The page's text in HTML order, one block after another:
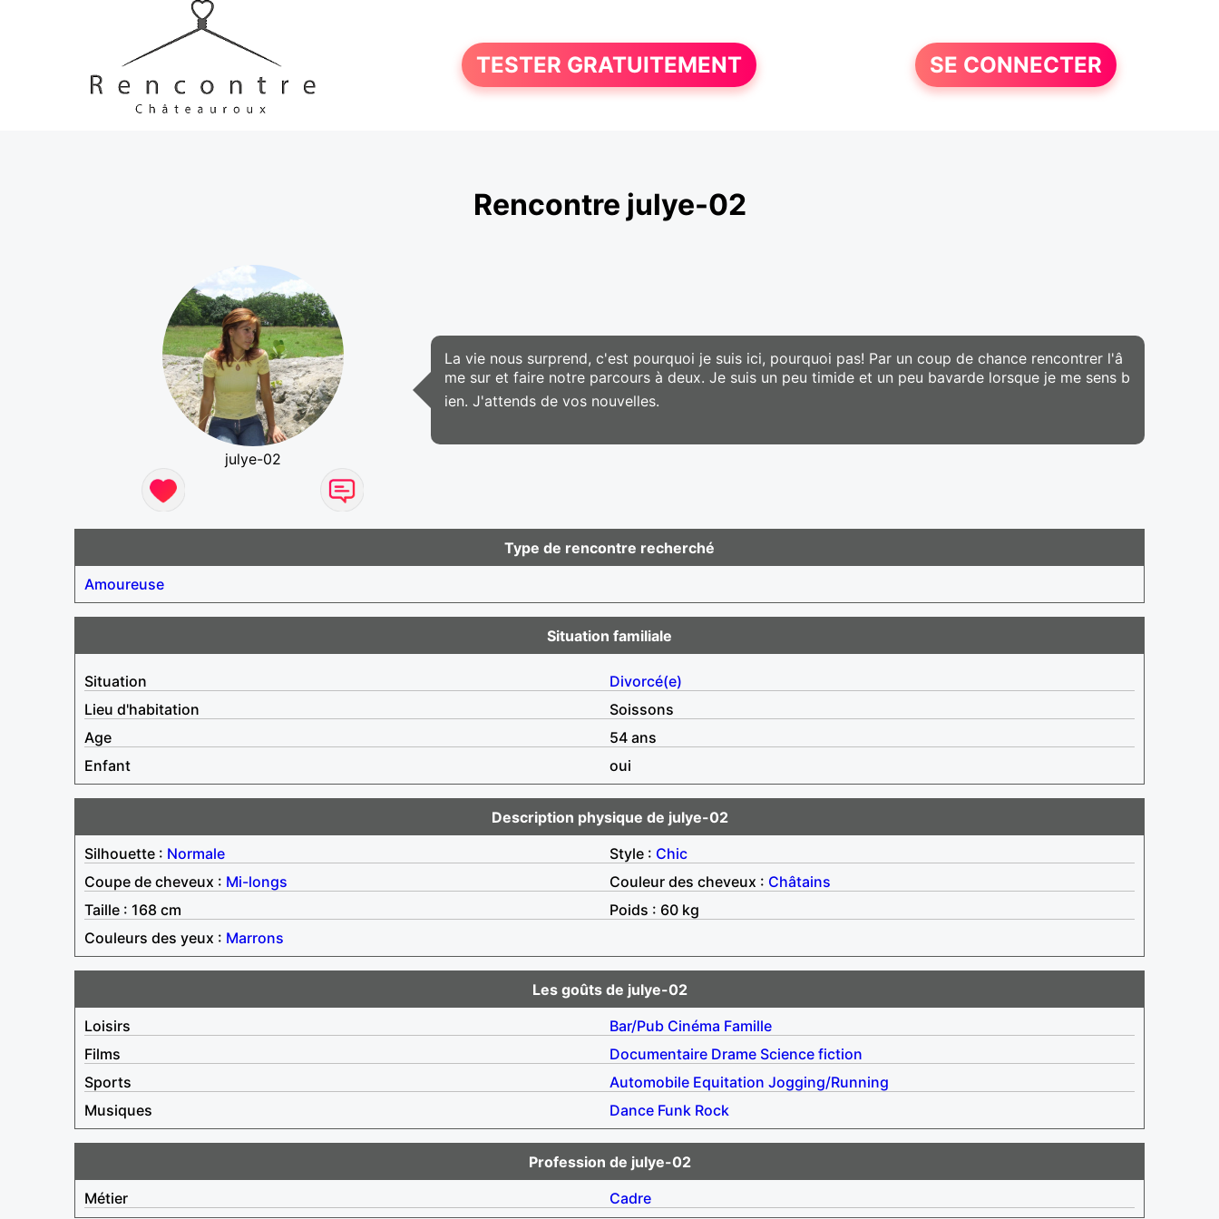
TESTER GRATUITEMENT SE CONNECTER
Rencontre julye-02
julye-02
La vie nous surprend, c'est pourquoi je suis ici, pourquoi pas! Par un coup de chance rencontrer l'â
me sur et faire notre parcours à deux. Je suis un peu timide et un peu bavarde lorsque je me sens b
ien. J'attends de vos nouvelles.
Type de rencontre recherché
Amoureuse
Situation familiale
Situation
Divorcé(e)
Lieu d'habitation
Soissons
Age
54 ans
Enfant
oui
Description physique de julye-02
Silhouette : Normale Style : Chic
Coupe de cheveux : Mi-longs Couleur des cheveux : Châtains
Taille : 168 cm
Poids : 60 kg
Couleurs des yeux : Marrons
Les goûts de julye-02
Loisirs
Bar/Pub Cinéma Famille
Films
Documentaire Drame Science fiction
Sports
Automobile Equitation Jogging/Running
Musiques
Dance Funk Rock
Profession de julye-02
Métier
Cadre